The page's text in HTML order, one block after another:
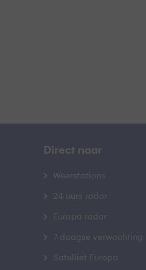
Direct naar
Weerstations
24 uurs radar
Europa radar
7-daagse verwachting
Satelliet Europa